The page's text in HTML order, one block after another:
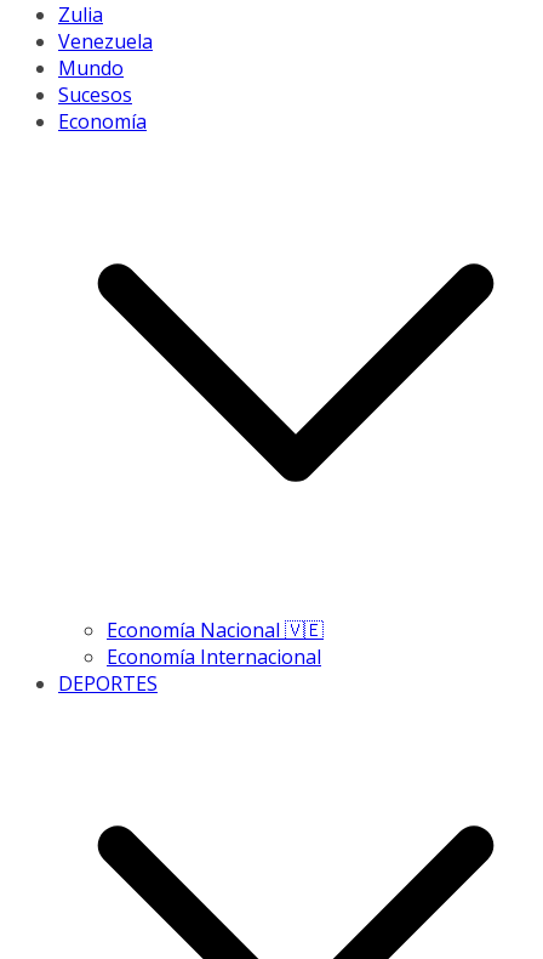
Zulia
Venezuela
Mundo
Sucesos
Economía
Economía Nacional 🇻🇪
Economía Internacional
DEPORTES